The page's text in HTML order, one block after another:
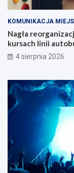
KOMUNIKACJA
Nagła
kursach linii
4 sierpnia 2026